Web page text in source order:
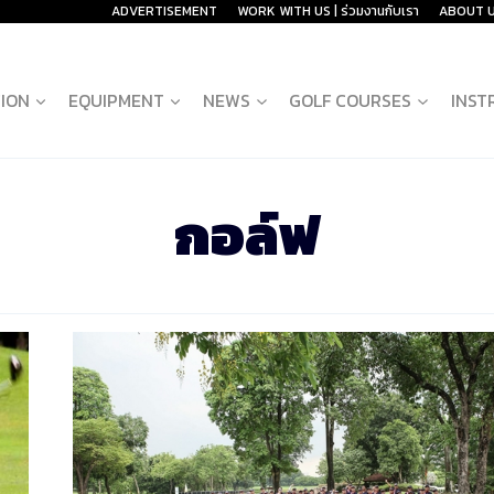
ADVERTISEMENT WORK WITH US | ร่วมงานกับเรา ABOUT
EQUIPMENT NEWS GOLF COURSES
กอล์ฟ